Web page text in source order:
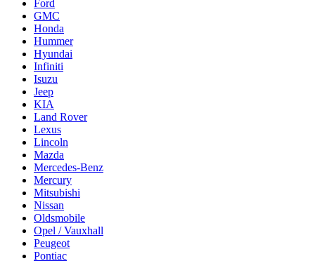
Ford
GMC
Honda
Hummer
Hyundai
Infiniti
Isuzu
Jeep
KIA
Land Rover
Lexus
Lincoln
Mazda
Mercedes-Benz
Mercury
Mitsubishi
Nissan
Oldsmobile
Opel / Vauxhall
Peugeot
Pontiac